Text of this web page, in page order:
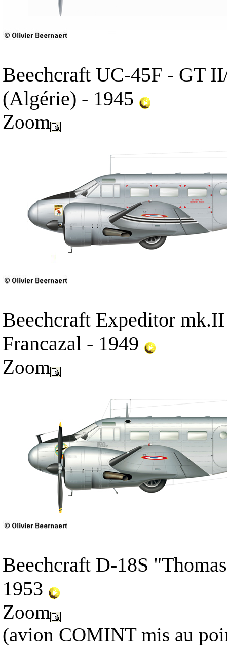
Beechcraft UC-45F - GT
(Algérie) - 1945
Zoom
Beechcraft Expeditor
Francazal - 1949
Zoom
Beechcraft D-18S
1953
Zoom
(avion COMINT mis au